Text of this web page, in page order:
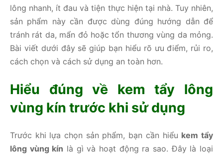
lông nhanh, ít đau và tiện thực hiện tại nhà. Tuy nhiên,
sản phẩm này cần được dùng đúng hướng dẫn để
tránh rát da, mẩn đỏ hoặc tổn thương vùng da mỏng.
Bài viết dưới đây sẽ giúp bạn hiểu rõ ưu điểm, rủi ro,
cách chọn và cách sử dụng an toàn hơn.
Hiểu đúng về kem tẩy lông
vùng kín trước khi sử dụng
Trước khi lựa chọn sản phẩm, bạn cần hiểu kem tẩy
lông vùng kín là gì và hoạt động ra sao. Đây là loại